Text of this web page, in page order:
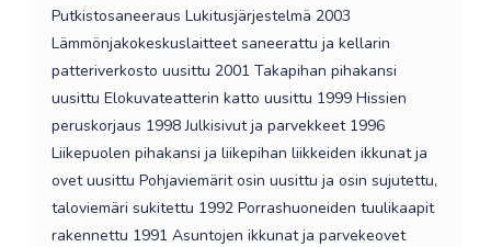
Putkistosaneeraus Lukitusjärjestelmä 2003
Lämmönjakokeskuslaitteet saneerattu ja kellarin
patteriverkosto uusittu 2001 Takapihan pihakansi
uusittu Elokuvateatterin katto uusittu 1999 Hissien
peruskorjaus 1998 Julkisivut ja parvekkeet 1996
Liikepuolen pihakansi ja liikepihan liikkeiden ikkunat ja
ovet uusittu Pohjaviemärit osin uusittu ja osin sujutettu,
taloviemäri sukitettu 1992 Porrashuoneiden tuulikaapit
rakennettu 1991 Asuntojen ikkunat ja parvekeovet